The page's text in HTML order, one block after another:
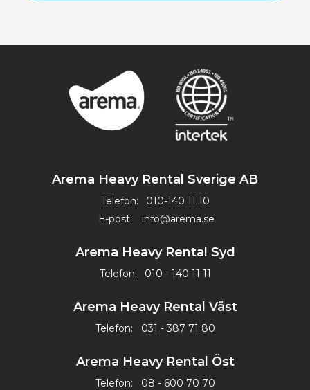
Arema Heavy Rental Sverige AB
Telefon:
010-140 11 10
E-post:
info@arema.se
Arema Heavy Rental Syd
Telefon: 010 - 140 11 11
Arema Heavy Rental Väst
Telefon: 031 - 387 71 80
Arema Heavy Rental Öst
Telefon: 08 - 600 70 70